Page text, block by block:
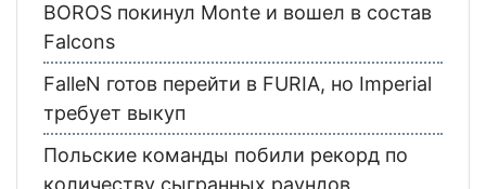
BOROS покинул Monte и вошел в состав
Falcons
FalleN готов перейти в FURIA, но Imperial
требует выкуп
Польские команды побили рекорд по